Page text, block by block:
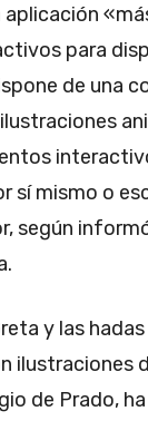
aplicación
para
de una
sí mismo o
según
y las hadas
ilustraciones
de Prado,